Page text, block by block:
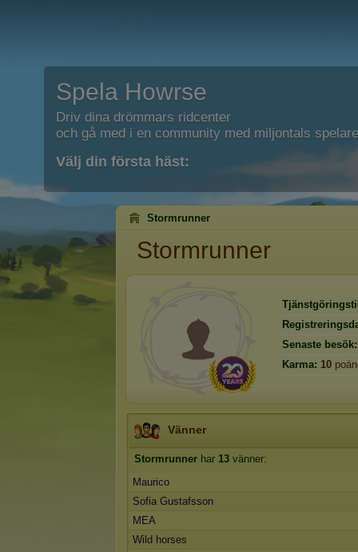
Spela Howrse
Driv dina drömmars ridcenter
och gå med i en community med miljontals
Välj din första häst:
Stormrunner
Stormrunner
Senaste besök:
Karma: 10
Vänner
Stormrunner har 13 vänner:
Maurico
Sofia Gustafsson
MEA
Wild horses